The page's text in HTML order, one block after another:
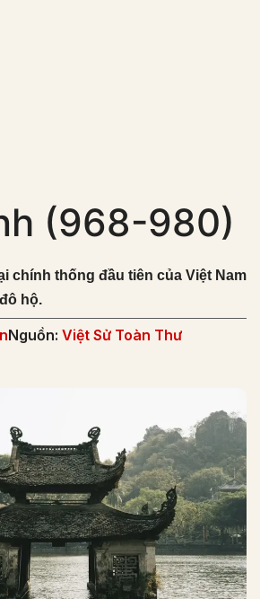
(968-980)
chính thống đầu tiên của Việt Nam
hộ.
Nguồn: Việt Sử Toàn Thư